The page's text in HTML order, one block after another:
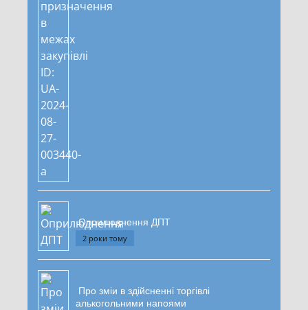
Оприлюднення ДПТ
2 роки тому
Про зміи в здійсненні торгівлі
алькогольними напоями